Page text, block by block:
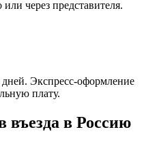
через представителя.
Экспресс-оформление
плату.
въезда в Россию